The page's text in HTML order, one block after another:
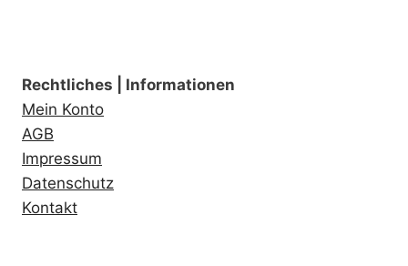
Rechtliches | Informationen
Mein Konto
AGB
Impressum
Datenschutz
Kontakt